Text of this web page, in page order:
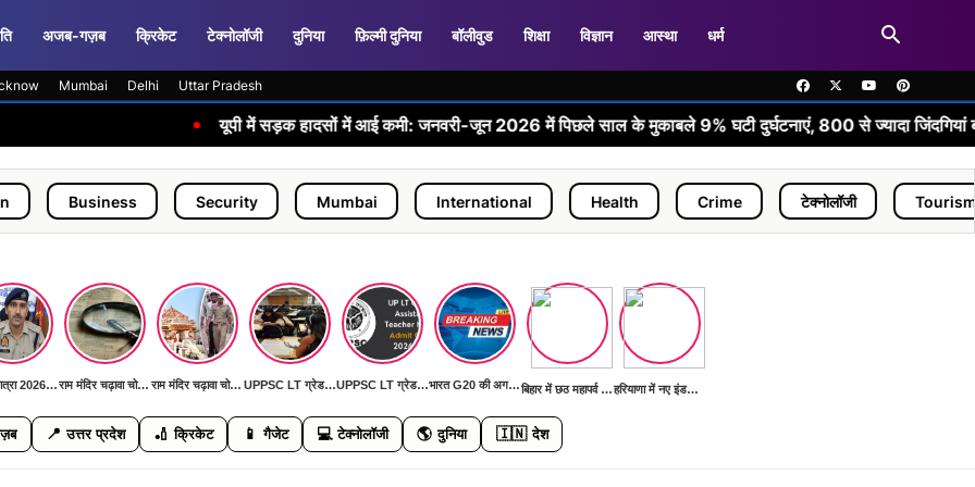
अजब-गज़ब क्रिकेट टेक्नोलॉजी दुनिया फ़िल्मी दुनिया बॉलीवुड शिक्षा विज्ञान आस्था धर्म
Mumbai Delhi Uttar Pradesh
यूपी में सड़क हादसों में आई कमी: जनवरी-जून 2026 में पिछले साल के मुकाबले 9% घटी दुर्घटनाएं, 800 से ज्यादा जिंदगियां बचीं •
Security Mumbai International Health Crime टेक्नोलॉजी Tourism
कांवड़ यात्रा 2026: पहली बार AI कैमरों और ड्रोन से निगरानी, DGP ने दिया 'जीरो इंसीडेंट, जीरो एक्सीडेंट' का लक्ष्य राम मंदिर चढ़ावा चोरी मामला: SIT जांच में सामने आई बड़ी मनी ट्रेल, जल्द खुलेगा रहस्य से पर्दा राम मंदिर चढ़ावा चोरी मामला: SIT जांच में सामने आई बड़ी मनी ट्रेल, जल्द खुलेगा रहस्य से पर्दा UPPSC LT ग्रेड मुख्य परीक्षा 11 जुलाई को: हिंदी, सामाजिक विज्ञान, फिजिकल साइंस और संगीत विषयों की होगी परीक्षा UPPSC LT ग्रेड मुख्य परीक्षा 11 जुलाई को: हिंदी, सामाजिक विज्ञान, फिजिकल साइंस और संगीत विषयों की होगी परीक्षा भारत G20 की अगली बैठक की तैयारी में बिहार में छठ महापर्व की तैयारियां शुरू हरियाणा में नए इंडस्ट्रियल पार्क का निर्माण
📍 उत्तर प्रदेश 🏏 क्रिकेट 📱 गैजेट 💻 टेक्नोलॉजी 🌎 दुनिया 🇮🇳 देश